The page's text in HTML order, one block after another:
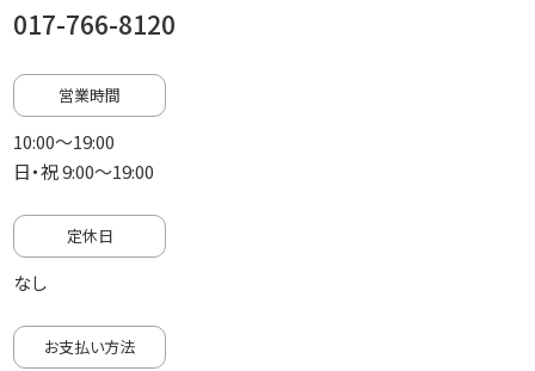
017-766-8120
営業時間
10:00～19:00
日・祝 9:00～19:00
定休日
なし
お支払い方法